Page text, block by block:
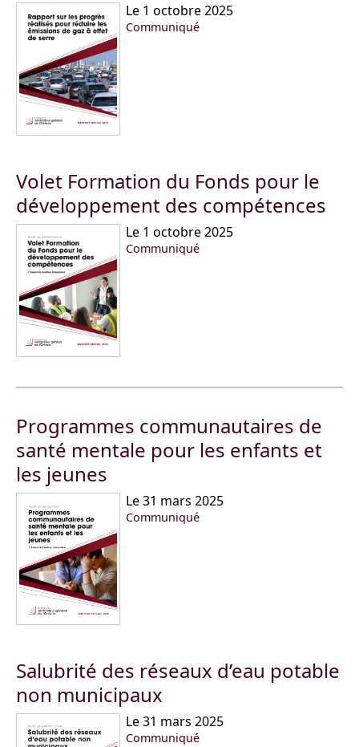
Le 1 octobre 2025
Communiqué
Volet Formation du Fonds pour le
développement des compétences
Le 1 octobre 2025
Communiqué
Programmes communautaires de
santé mentale pour les enfants et
les jeunes
Le 31 mars 2025
Communiqué
Salubrité des réseaux d’eau potable
non municipaux
Le 31 mars 2025
Communiqué